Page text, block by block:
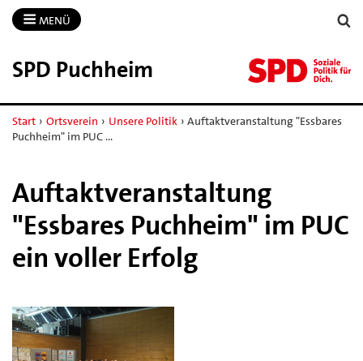
MENÜ
SPD Puchheim
Start › Ortsverein › Unsere Politik › Auftaktveranstaltung "Essbares
Puchheim" im PUC …
Auftaktveranstaltung
"Essbares Puchheim" im PUC
ein voller Erfolg